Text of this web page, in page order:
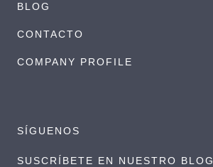
BLOG
CONTACTO
COMPANY PROFILE
SÍGUENOS
SUSCRÍBETE EN NUESTRO BLOG